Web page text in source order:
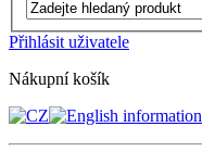
Přihlásit uživatele
Nákupní košík